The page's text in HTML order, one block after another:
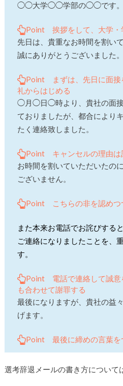
◯◯大学◯◯学部の◯◯です。
Point 挨拶をして、大学・
先日は、貴重なお時間を割い
誠にありがとうございました。
Point まずは、先日に面接
礼からはじめる
◯月◯日◯時より、貴社の面接
ておりましたが、都合により
たく連絡致しました。
Point キャンセルの理由は
お時間を割いていただいたの
ございません。
Point こちらの非を認めつ
また本来お電話でお詫びする
ご連絡になりましたことを、
す。
Point 電話で連絡して誠意
も合わせて謝罪する
最後になりますが、貴社の益
げます。
Point 最後に締めの言葉を
選考辞退メールの書き方について